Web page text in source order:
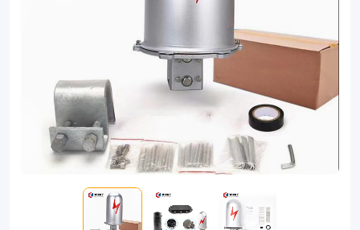
good
waterproof
performance
excellent